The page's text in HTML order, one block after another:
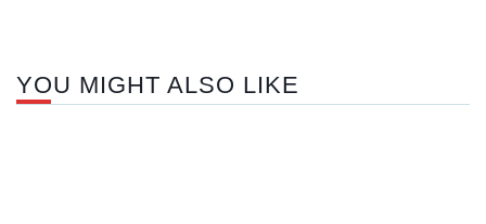
YOU MIGHT ALSO LIKE